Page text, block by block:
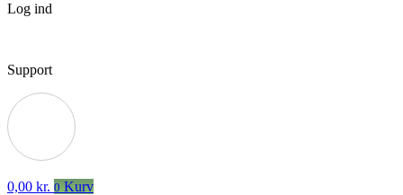
Log ind
Support
0,00 kr. 0 Kurv